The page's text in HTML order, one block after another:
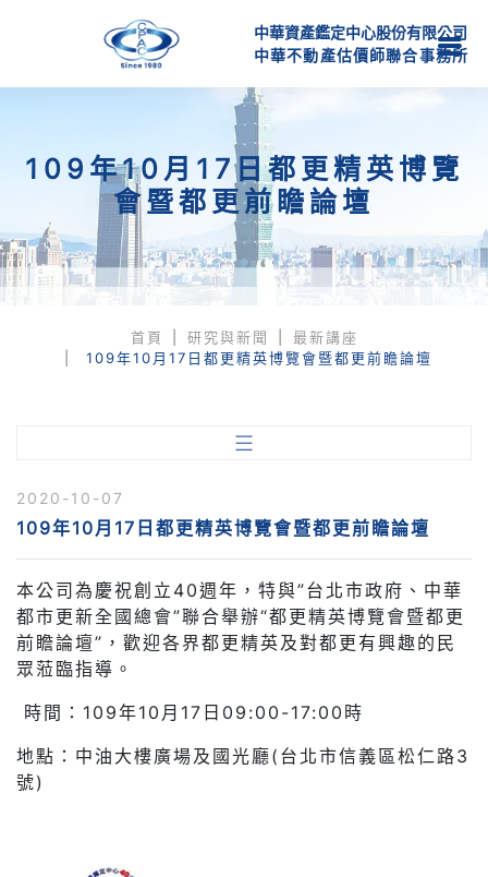
中華資產鑑定中心股份有限公司
中華不動產估價師聯合事務所
109年10月17日都更精英博覽
會暨都更前瞻論壇
首頁 研究與新聞
最新講座
109年10月17日都更精英博覽會暨都更前瞻論壇
2020-10-07
109年10月17日都更精英博覽會暨都更前瞻論壇
本公司為慶祝創立40週年，特與”台北市政府、中華
都市更新全國總會”聯合舉辦“都更精英博覽會暨都更
前瞻論壇”，歡迎各界都更精英及對都更有興趣的民
眾蒞臨指導。
時間：109年10月17日09:00-17:00時
地點：中油大樓廣場及國光廳(台北市信義區松仁路3
號)